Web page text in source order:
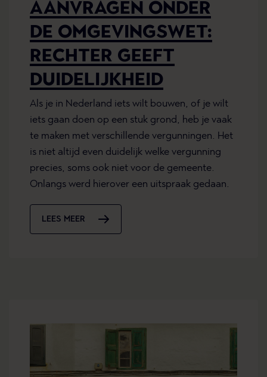
AANVRAGEN ONDER
DE OMGEVINGSWET:
RECHTER GEEFT
DUIDELIJKHEID
Als je in Nederland iets wilt bouwen, of je wilt
iets gaan doen op een stuk grond, heb je vaak
te maken met verschillende vergunningen. Het
is niet altijd even duidelijk welke vergunning
precies, soms ook niet voor de gemeente.
Onlangs werd hierover een uitspraak gedaan.
LEES MEER